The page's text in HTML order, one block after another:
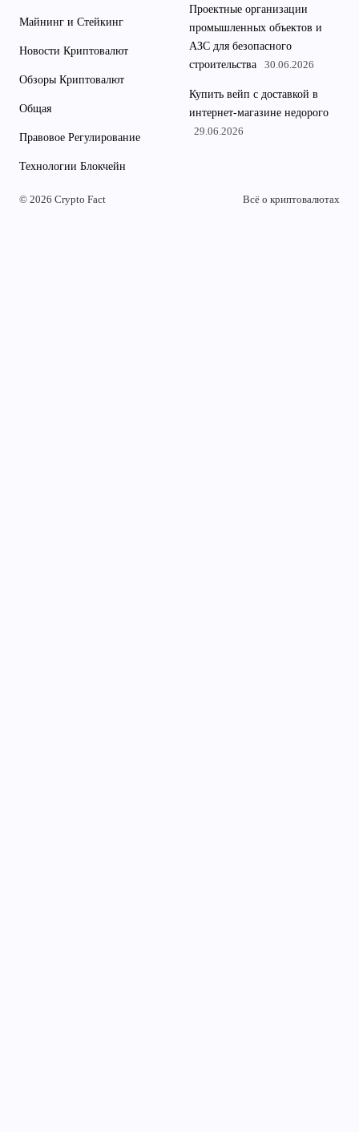
Майнинг и Стейкинг
Новости Криптовалют
Обзоры Криптовалют
Общая
Правовое Регулирование
Технологии Блокчейн
Проектные организации
промышленных объектов и
АЗС для безопасного
строительства
30.06.2026
Купить вейп с доставкой в
интернет-магазине недорого
29.06.2026
© 2026 Crypto Fact Всё о криптовалютах